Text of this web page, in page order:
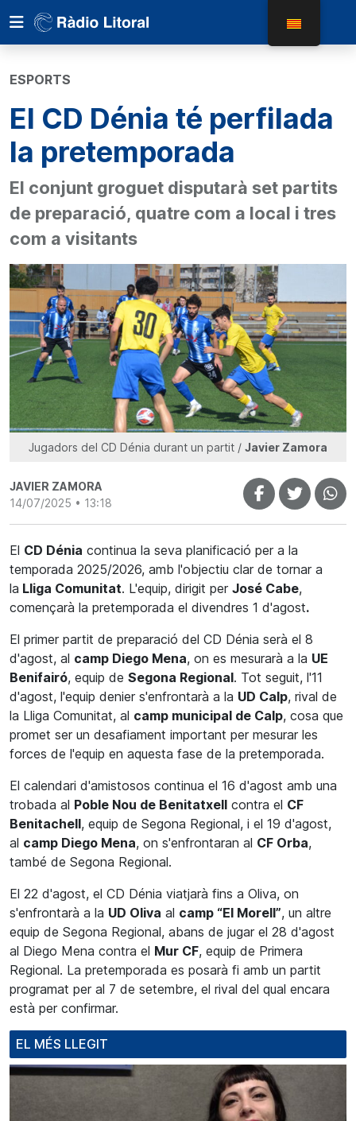
ESPORTS
El CD Dénia té perfilada
la pretemporada
El conjunt groguet disputarà set partits
de preparació, quatre com a local i tres
com a visitants
Jugadors del CD Dénia durant un partit / Javier Zamora
JAVIER ZAMORA
14/07/2025 • 13:18
El CD Dénia continua la seva planificació per a la
temporada 2025/2026, amb l'objectiu clar de tornar a
la Lliga Comunitat. L'equip, dirigit per José Cabe,
començarà la pretemporada el divendres 1 d'agost.
El primer partit de preparació del CD Dénia serà el 8
d'agost, al camp Diego Mena, on es mesurarà a la UE
Benifairó, equip de Segona Regional. Tot seguit, l'11
d'agost, l'equip denier s'enfrontarà a la UD Calp, rival de
la Lliga Comunitat, al camp municipal de Calp, cosa que
promet ser un desafiament important per mesurar les
forces de l'equip en aquesta fase de la pretemporada.
El calendari d'amistosos continua el 16 d'agost amb una
trobada al Poble Nou de Benitatxell contra el CF
Benitachell, equip de Segona Regional, i el 19 d'agost,
al camp Diego Mena, on s'enfrontaran al CF Orba,
també de Segona Regional.
El 22 d'agost, el CD Dénia viatjarà fins a Oliva, on
s'enfrontarà a la UD Oliva al camp “El Morell”, un altre
equip de Segona Regional, abans de jugar el 28 d'agost
al Diego Mena contra el Mur CF, equip de Primera
Regional. La pretemporada es posarà fi amb un partit
programat per al 7 de setembre, el rival del qual encara
està per confirmar.
EL MÉS LLEGIT